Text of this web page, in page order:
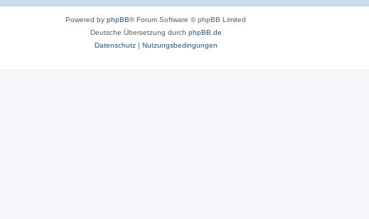
Powered by phpBB® Forum Software © phpBB Limited
Deutsche Übersetzung durch phpBB.de
Datenschutz| Nutzungsbedingungen